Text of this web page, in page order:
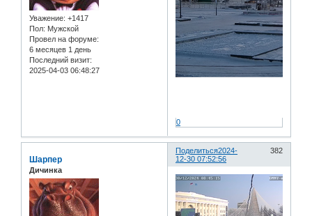
Уважение: +1417
Пол: Мужской
Провел на форуме:
6 месяцев 1 день
Последний визит:
2025-04-03 06:48:27
0
Поделиться 382
2024-
12-30 07:52:56
Шарпер
Дичинка